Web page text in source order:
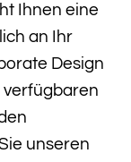
Ihnen eine
an Ihr
Design
verfügbaren
unseren